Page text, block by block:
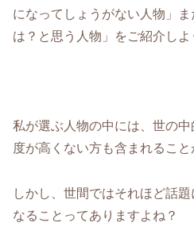
になってしょうがない人物」
は？と思う人物」をご紹介しよ
私が選ぶ人物の中には、世の
度が高くない方も含まれること
しかし、世間ではそれほど話
なることってありますよね？